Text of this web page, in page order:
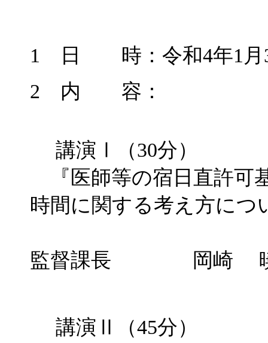
1 日 時：令和4年1月
2 内 容：
講演Ⅰ（30分）
『医師等の宿日直許可
時間に関する考え方につ
監督課長 岡崎
講演Ⅱ（45分）